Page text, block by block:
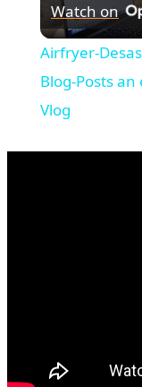
Watch on
Airfryer-
Blog-Posts
Vlog